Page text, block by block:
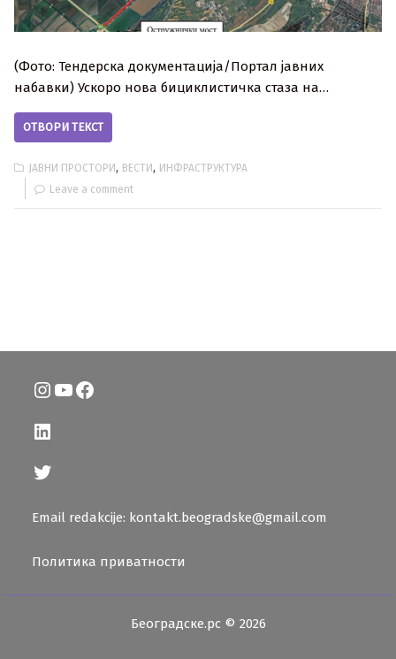
(Фото: Тендерска документација/Портал јавних
набавки) Ускоро нова бициклистичка стаза на…
ОТВОРИ ТЕКСТ
ЈАВНИ ПРОСТОРИ, ВЕСТИ, ИНФРАСТРУКТУРА
Leave a comment
Instagram
YouTube
Facebook
LinkedIn
Twitter
Email redakcije: kontakt.beogradske@gmail.com
Политика приватности
Београдске.рс © 2026